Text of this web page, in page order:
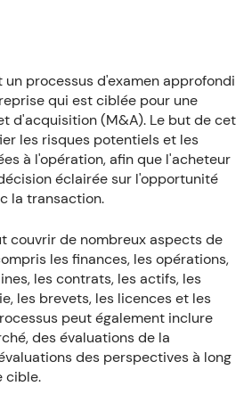
un processus d'examen approfondi
qui est ciblée pour une
d'acquisition (M&A). Le but de cet
les risques potentiels et les
à l'opération, afin que l'acheteur
éclairée sur l'opportunité
la transaction.
couvrir de nombreux aspects de
les finances, les opérations,
les contrats, les actifs, les
les brevets, les licences et les
peut également inclure
des évaluations de la
des perspectives à long
cible.